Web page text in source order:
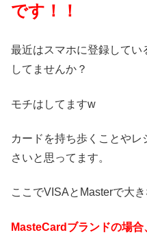
です！！
最近はスマホに登録して
してませんか？
モチはしてますw
カードを持ち歩くことやレ
さいと思ってます。
ここでVISAとMasterで大
MasteCardブランドの場合